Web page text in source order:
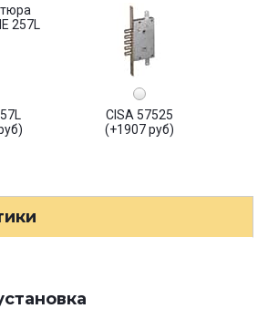
CISA 57525
(+1907 руб)